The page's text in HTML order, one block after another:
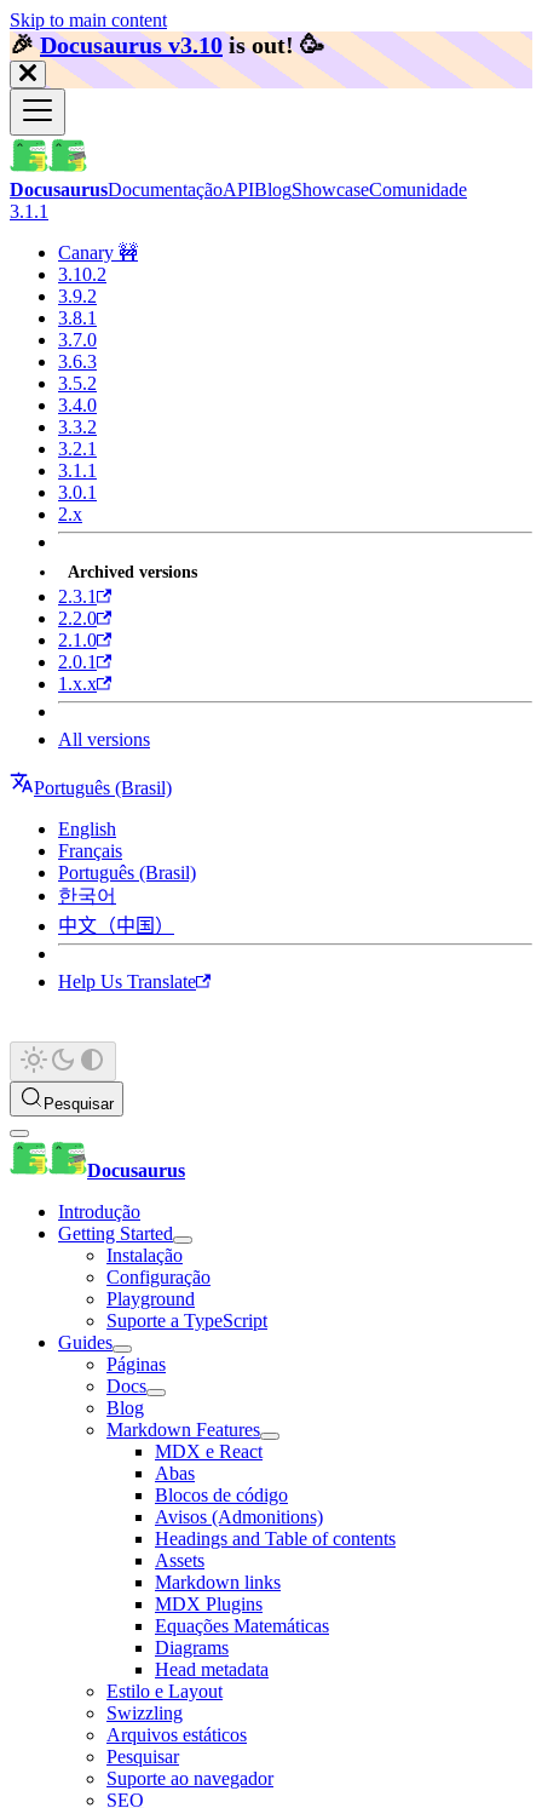
Skip to main content
🎉️Docusaurus v3.10 is out! 🥳️
DocusaurusDocumentaçãoAPIBlogShowcaseComunidade
3.1.1
Canary 🚧
3.10.2
3.9.2
3.8.1
3.7.0
3.6.3
3.5.2
3.4.0
3.3.2
3.2.1
3.1.1
3.0.1
2.x
Archived versions
2.3.1
2.2.0
2.1.0
2.0.1
1.x.x
All versions
Português (Brasil)
English
Français
Português (Brasil)
한국어
中文（中国）
Help Us Translate
Pesquisar
Docusaurus
Introdução
Getting Started
Instalação
Configuração
Playground
Suporte a TypeScript
Guides
Páginas
Docs
Blog
Markdown Features
MDX e React
Abas
Blocos de código
Avisos (Admonitions)
Headings and Table of contents
Assets
Markdown links
MDX Plugins
Equações Matemáticas
Diagrams
Head metadata
Estilo e Layout
Swizzling
Arquivos estáticos
Pesquisar
Suporte ao navegador
SEO